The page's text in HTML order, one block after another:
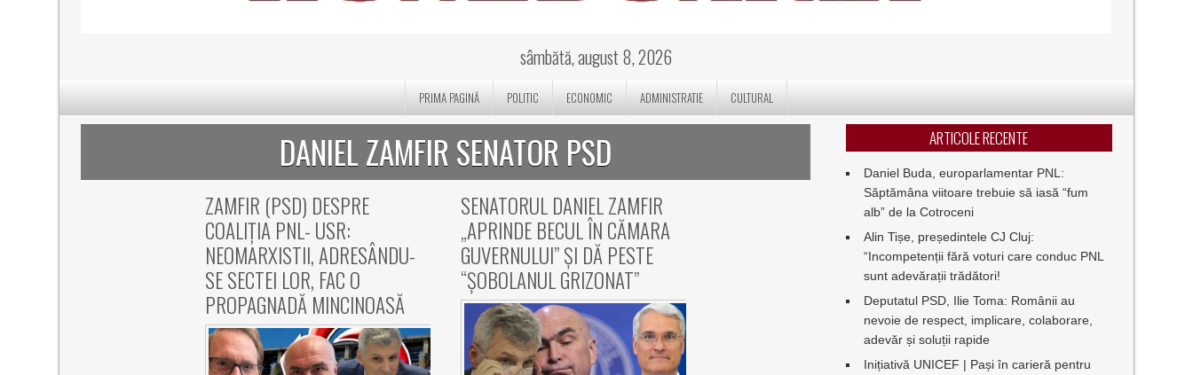
sâmbătă, august 8, 2026
PRIMA PAGINĂ POLITIC ECONOMIC ADMINISTRATIE CULTURAL
DANIEL ZAMFIR SENATOR PSD
ZAMFIR (PSD) DESPRE
COALIȚIA PNL- USR:
NEOMARXISTII, ADRESÂNDU-
SE SECTEI LOR, FAC O
PROPAGNADĂ MINCINOASĂ
SENATORUL DANIEL ZAMFIR
„APRINDE BECUL ÎN CĂMARA
GUVERNULUI” ȘI DĂ PESTE
“ȘOBOLANUL GRIZONAT”
ARTICOLE RECENTE
Daniel Buda, europarlamentar PNL:
Săptămâna viitoare trebuie să iasă “fum
alb” de la Cotroceni
Alin Tișe, președintele CJ Cluj:
“Incompetenții fără voturi care conduc PNL
sunt adevărații trădători!
Deputatul PSD, Ilie Toma: Românii au
nevoie de respect, implicare, colaborare,
adevăr și soluții rapide
Inițiativă UNICEF | Pași în carieră pentru